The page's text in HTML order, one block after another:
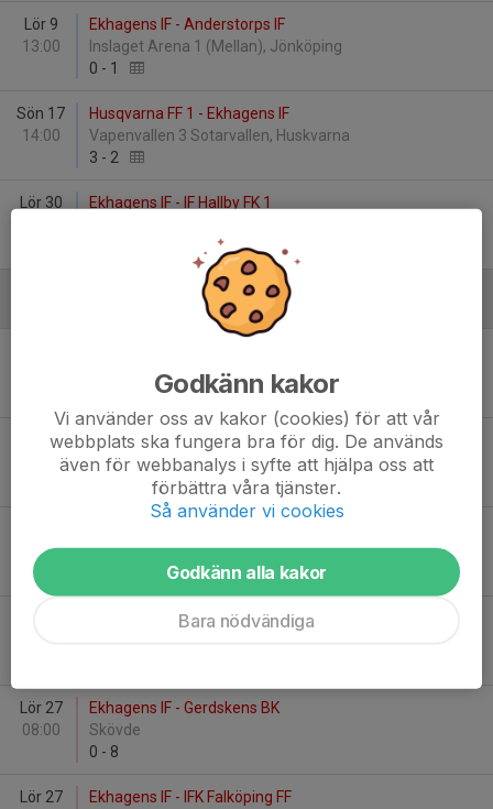
Lör 9
13:00
Ekhagens IF - Anderstorps IF
Inslaget Arena 1 (Mellan), Jönköping
0 - 1
Sön 17
14:00
Husqvarna FF 1 - Ekhagens IF
Vapenvallen 3 Sotarvallen, Huskvarna
3 - 2
Lör 30
Ekhagens IF - IF Hallby FK 1
Slättens IP 3 (plan C), Habo
Sön 21
IK Tord 1 - Ekhagens IF
Rosenlunds IP 3, Jönköping
13:00
Skövde
Ekhagens IF - Sollentuna FK
Lör 27
08:00
Ekhagens IF - Gerdskens BK
Skövde
0 - 8
Lör 27
Ekhagens IF - IFK Falköping FF
Godkänn kakor
Vi använder oss av kakor (cookies) för att vår
webbplats ska fungera bra för dig. De används
även för webbanalys i syfte att hjälpa oss att
förbättra våra tjänster.
Så använder vi cookies
Godkänn alla kakor
Bara nödvändiga